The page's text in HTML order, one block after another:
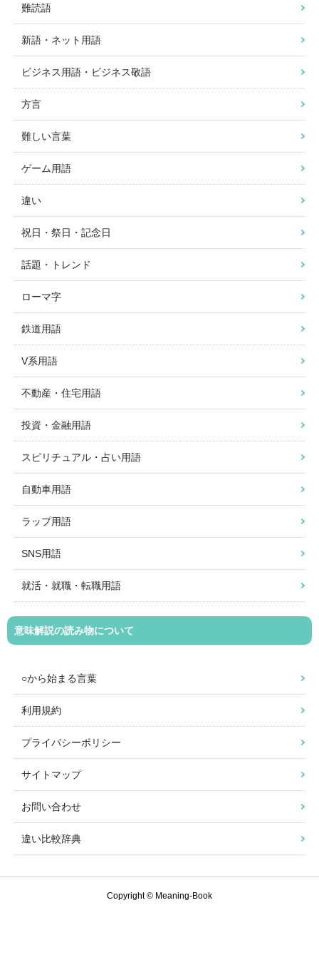
難読語
新語・ネット用語
ビジネス用語・ビジネス敬語
方言
難しい言葉
ゲーム用語
違い
祝日・祭日・記念日
話題・トレンド
ローマ字
鉄道用語
V系用語
不動産・住宅用語
投資・金融用語
スピリチュアル・占い用語
自動車用語
ラップ用語
SNS用語
就活・就職・転職用語
意味解説の読み物について
○から始まる言葉
利用規約
プライバシーポリシー
サイトマップ
お問い合わせ
違い比較辞典
Copyright © Meaning-Book